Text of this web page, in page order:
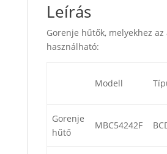
Leírás
Gorenje hűtők, melyekhez
használható:
Modell
Gorenje
hűtő
MBC54242F